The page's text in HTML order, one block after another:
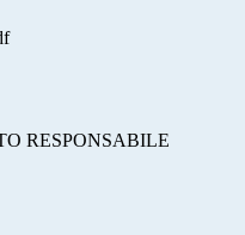
RESPONSABILE